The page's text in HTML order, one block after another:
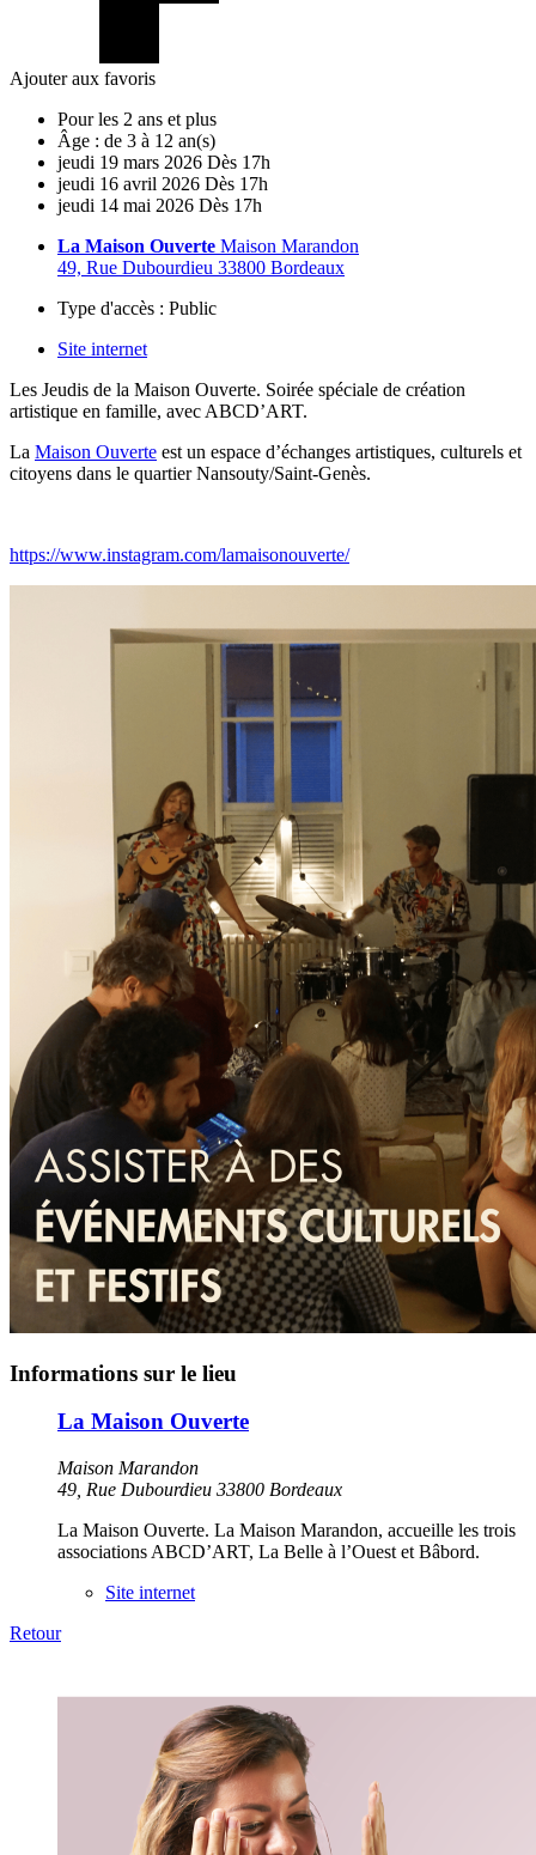
Ajouter aux favoris
Pour les 2 ans et plus
Âge : de 3 à 12 an(s)
jeudi 19 mars 2026 Dès 17h
jeudi 16 avril 2026 Dès 17h
jeudi 14 mai 2026 Dès 17h
La Maison Ouverte Maison Marandon
49, Rue Dubourdieu 33800 Bordeaux
Type d'accès : Public
Site internet
Les Jeudis de la Maison Ouverte. Soirée spéciale de création
artistique en famille, avec ABCD’ART.
La Maison Ouverte est un espace d’échanges artistiques, culturels et
citoyens dans le quartier Nansouty/Saint-Genès.
https://www.instagram.com/lamaisonouverte/
Informations sur le lieu
La Maison Ouverte
Maison Marandon
49, Rue Dubourdieu 33800 Bordeaux
La Maison Ouverte. La Maison Marandon, accueille les trois
associations ABCD’ART, La Belle à l’Ouest et Bâbord.
Site internet
Retour